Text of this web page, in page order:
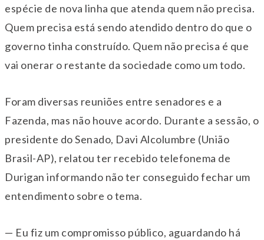
espécie de nova linha que atenda quem não precisa.
Quem precisa está sendo atendido dentro do que o
governo tinha construído. Quem não precisa é que
vai onerar o restante da sociedade como um todo.
Foram diversas reuniões entre senadores e a
Fazenda, mas não houve acordo. Durante a sessão, o
presidente do Senado, Davi Alcolumbre (União
Brasil-AP), relatou ter recebido telefonema de
Durigan informando não ter conseguido fechar um
entendimento sobre o tema.
— Eu fiz um compromisso público, aguardando há